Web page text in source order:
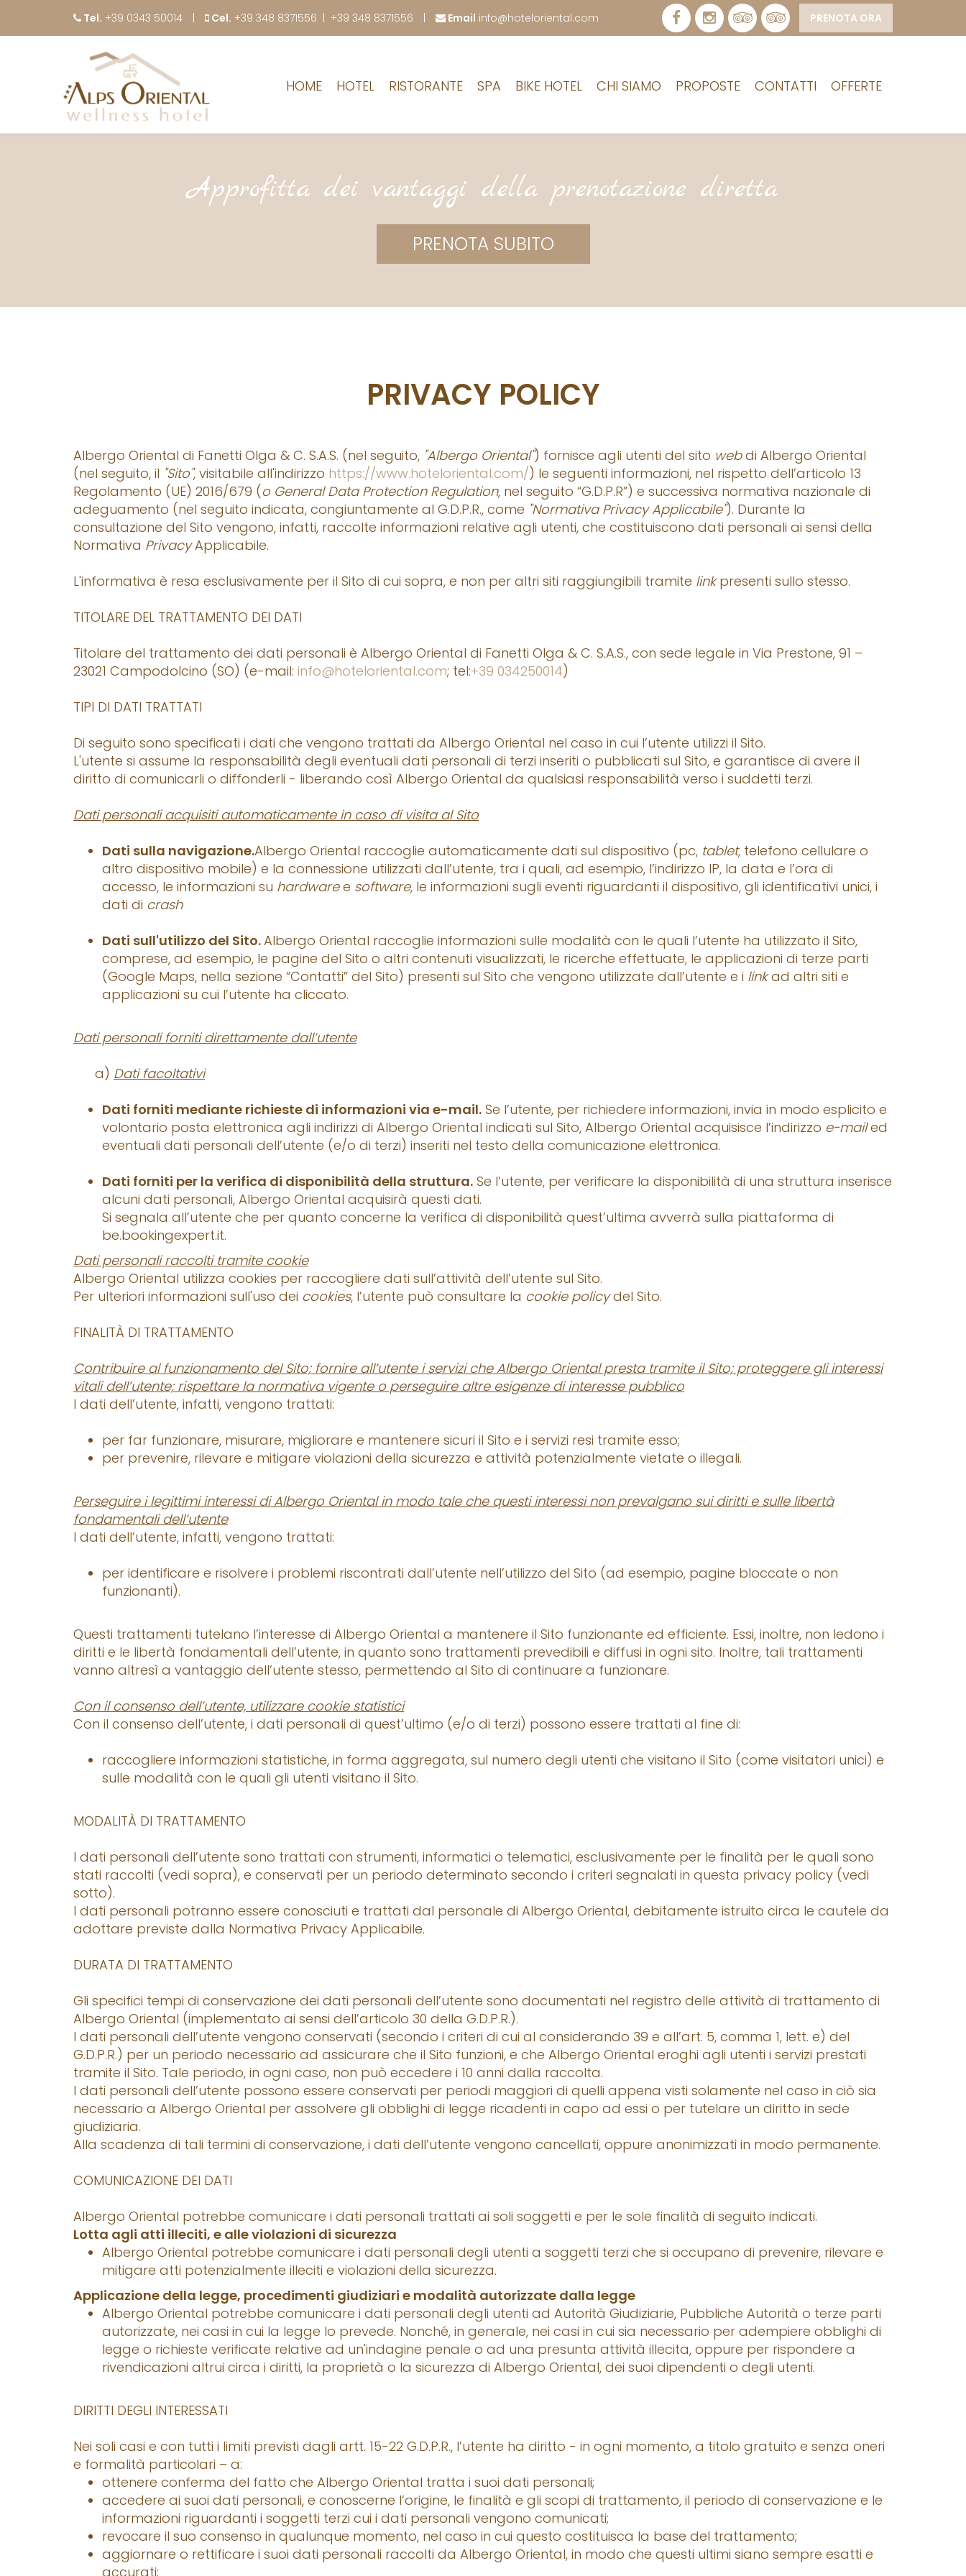
Tel. +39 0343 50014 Cel. +39 348 8371556 +39 348 8371556 Email info@hoteloriental.com PRENOTA ORA
HOME HOTEL RISTORANTE SPA BIKE HOTEL CHI SIAMO PROPOSTE CONTATTI OFFERTE
Approfitta dei vantaggi della prenotazione diretta
PRENOTA SUBITO
PRIVACY POLICY
Albergo Oriental di Fanetti Olga & C. S.A.S. (nel seguito, "Albergo Oriental") fornisce agli utenti del sito webdi Albergo Oriental
(nel seguito, il "Sito", visitabile all'indirizzo https://www.hoteloriental.com/) le seguenti informazioni, nel rispetto dell’articolo 13
Regolamento (UE) 2016/679 (o General Data Protection Regulation, nel seguito “G.D.P.R”) e successiva normativa nazionale di
adeguamento (nel seguito indicata, congiuntamente al G.D.P.R., come "Normativa Privacy Applicabile"). Durante la
consultazione del Sito vengono, infatti, raccolte informazioni relative agli utenti, che costituiscono dati personali ai sensi della
Normativa PrivacyApplicabile.
L'informativa è resa esclusivamente per il Sito di cui sopra, e non per altri siti raggiungibili tramite linkpresenti sullo stesso.
TITOLARE DEL TRATTAMENTO DEI DATI
Titolare del trattamento dei dati personali è Albergo Oriental di Fanetti Olga & C. S.A.S., con sede legale in Via Prestone, 91 –
23021 Campodolcino (SO) (e-mail: info@hoteloriental.com; tel:+39 034250014)
TIPI DI DATI TRATTATI
Di seguito sono specificati i dati che vengono trattati da Albergo Oriental nel caso in cui l’utente utilizzi il Sito.
L'utente si assume la responsabilità degli eventuali dati personali di terzi inseriti o pubblicati sul Sito, e garantisce di avere il
diritto di comunicarli o diffonderli - liberando così Albergo Oriental da qualsiasi responsabilità verso i suddetti terzi.
Dati personali acquisiti automaticamente in caso di visita al Sito
Dati sulla navigazione.Albergo Oriental raccoglie automaticamente dati sul dispositivo (pc, tablet, telefono cellulare o
altro dispositivo mobile) e la connessione utilizzati dall’utente, tra i quali, ad esempio, l’indirizzo IP, la data e l’ora di
accesso, le informazioni su hardwaree software, le informazioni sugli eventi riguardanti il dispositivo, gli identificativi unici, i
dati di crash
Dati sull'utilizzo del Sito.Albergo Oriental raccoglie informazioni sulle modalità con le quali l’utente ha utilizzato il Sito,
comprese, ad esempio, le pagine del Sito o altri contenuti visualizzati, le ricerche effettuate, le applicazioni di terze parti
(Google Maps, nella sezione “Contatti” del Sito) presenti sul Sito che vengono utilizzate dall’utente e i linkad altri siti e
applicazioni su cui l’utente ha cliccato.
Dati personali forniti direttamente dall’utente
a) Dati facoltativi
Dati forniti mediante richieste di informazioni via e-mail. Se l’utente, per richiedere informazioni, invia in modo esplicito e
volontario posta elettronica agli indirizzi di Albergo Oriental indicati sul Sito, Albergo Oriental acquisisce l’indirizzo e-mailed
eventuali dati personali dell’utente (e/o di terzi) inseriti nel testo della comunicazione elettronica.
Dati forniti per la verifica di disponibilità della struttura. Se l’utente, per verificare la disponibilità di una struttura inserisce
alcuni dati personali, Albergo Oriental acquisirà questi dati.
Si segnala all’utente che per quanto concerne la verifica di disponibilità quest’ultima avverrà sulla piattaforma di
be.bookingexpert.it.
Dati personali raccolti tramite cookie
Albergo Oriental utilizza cookies per raccogliere dati sull’attività dell’utente sul Sito.
Per ulteriori informazioni sull'uso dei cookies, l’utente può consultare la cookie policydel Sito.
FINALITÀ DI TRATTAMENTO
Contribuire al funzionamento del Sito; fornire all’utente i servizi che Albergo Oriental presta tramite il Sito; proteggere gli interessi
vitali dell’utente; rispettare la normativa vigente o perseguire altre esigenze di interesse pubblico
I dati dell’utente, infatti, vengono trattati:
per far funzionare, misurare, migliorare e mantenere sicuri il Sito e i servizi resi tramite esso;
per prevenire, rilevare e mitigare violazioni della sicurezza e attività potenzialmente vietate o illegali.
Perseguire i legittimi interessi di Albergo Oriental in modo tale che questi interessi non prevalgano sui diritti e sulle libertà
fondamentali dell’utente
I dati dell’utente, infatti, vengono trattati:
per identificare e risolvere i problemi riscontrati dall’utente nell’utilizzo del Sito (ad esempio, pagine bloccate o non
funzionanti).
Questi trattamenti tutelano l’interesse di Albergo Oriental a mantenere il Sito funzionante ed efficiente. Essi, inoltre, non ledono i
diritti e le libertà fondamentali dell’utente, in quanto sono trattamenti prevedibili e diffusi in ogni sito. Inoltre, tali trattamenti
vanno altresì a vantaggio dell’utente stesso, permettendo al Sito di continuare a funzionare.
Con il consenso dell’utente, utilizzare cookie statistici
Con il consenso dell’utente, i dati personali di quest’ultimo (e/o di terzi) possono essere trattati al fine di:
raccogliere informazioni statistiche, in forma aggregata, sul numero degli utenti che visitano il Sito (come visitatori unici) e
sulle modalità con le quali gli utenti visitano il Sito.
MODALITÀ DI TRATTAMENTO
I dati personali dell’utente sono trattati con strumenti, informatici o telematici, esclusivamente per le finalità per le quali sono
stati raccolti (vedi sopra), e conservati per un periodo determinato secondo i criteri segnalati in questa privacy policy (vedi
sotto).
I dati personali potranno essere conosciuti e trattati dal personale di Albergo Oriental, debitamente istruito circa le cautele da
adottare previste dalla Normativa Privacy Applicabile.
DURATA DI TRATTAMENTO
Gli specifici tempi di conservazione dei dati personali dell’utente sono documentati nel registro delle attività di trattamento di
Albergo Oriental (implementato ai sensi dell’articolo 30 della G.D.P.R.).
I dati personali dell’utente vengono conservati (secondo i criteri di cui al considerando 39 e all’art. 5, comma 1, lett. e) del
G.D.P.R.) per un periodo necessario ad assicurare che il Sito funzioni, e che Albergo Oriental eroghi agli utenti i servizi prestati
tramite il Sito. Tale periodo, in ogni caso, non può eccedere i 10 anni dalla raccolta.
I dati personali dell’utente possono essere conservati per periodi maggiori di quelli appena visti solamente nel caso in ciò sia
necessario a Albergo Oriental per assolvere gli obblighi di legge ricadenti in capo ad essi o per tutelare un diritto in sede
giudiziaria.
Alla scadenza di tali termini di conservazione, i dati dell’utente vengono cancellati, oppure anonimizzati in modo permanente.
COMUNICAZIONE DEI DATI
Albergo Oriental potrebbe comunicare i dati personali trattati ai soli soggetti e per le sole finalità di seguito indicati.
Lotta agli atti illeciti, e alle violazioni di sicurezza
Albergo Oriental potrebbe comunicare i dati personali degli utenti a soggetti terzi che si occupano di prevenire, rilevare e
mitigare atti potenzialmente illeciti e violazioni della sicurezza.
Applicazione della legge, procedimenti giudiziari e modalità autorizzate dalla legge
Albergo Oriental potrebbe comunicare i dati personali degli utenti ad Autorità Giudiziarie, Pubbliche Autorità o terze parti
autorizzate, nei casi in cui la legge lo prevede. Nonché, in generale, nei casi in cui sia necessario per adempiere obblighi di
legge o richieste verificate relative ad un'indagine penale o ad una presunta attività illecita, oppure per rispondere a
rivendicazioni altrui circa i diritti, la proprietà o la sicurezza di Albergo Oriental, dei suoi dipendenti o degli utenti.
DIRITTI DEGLI INTERESSATI
Nei soli casi e con tutti i limiti previsti dagli artt. 15-22 G.D.P.R., l’utente ha diritto - in ogni momento, a titolo gratuito e senza oneri
e formalità particolari – a:
ottenere conferma del fatto che Albergo Oriental tratta i suoi dati personali;
accedere ai suoi dati personali, e conoscerne l’origine, le finalità e gli scopi di trattamento, il periodo di conservazione e le
informazioni riguardanti i soggetti terzi cui i dati personali vengono comunicati;
revocare il suo consenso in qualunque momento, nel caso in cui questo costituisca la base del trattamento;
aggiornare o rettificare i suoi dati personali raccolti da Albergo Oriental, in modo che questi ultimi siano sempre esatti e
accurati;